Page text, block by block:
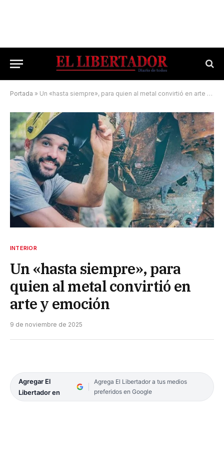
Portada » Un «hasta siempre», para quien al metal convirtió en arte y emoción
INTERIOR
Un «hasta siempre», para
quien al metal convirtió en
arte y emoción
9 de noviembre de 2025
Agregar El
Libertador en
Agrega El Libertador a tus medios
preferidos en Google